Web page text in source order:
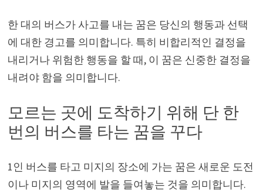
한 대의 버스가 사고를 내는 꿈은 당신의 행동과 선택
에 대한 경고를 의미합니다. 특히 비합리적인 결정을
내리거나 위험한 행동을 할 때, 이 꿈은 신중한 결정을
내려야 함을 의미합니다.
모르는 곳에 도착하기 위해 단 한
번의 버스를 타는 꿈을 꾸다
1인 버스를 타고 미지의 장소에 가는 꿈은 새로운 도전
이나 미지의 영역에 발을 들여놓는 것을 의미합니다.